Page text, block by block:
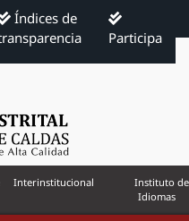
Índices de
Participa
Interinstitucional
Instituto de
Idiomas